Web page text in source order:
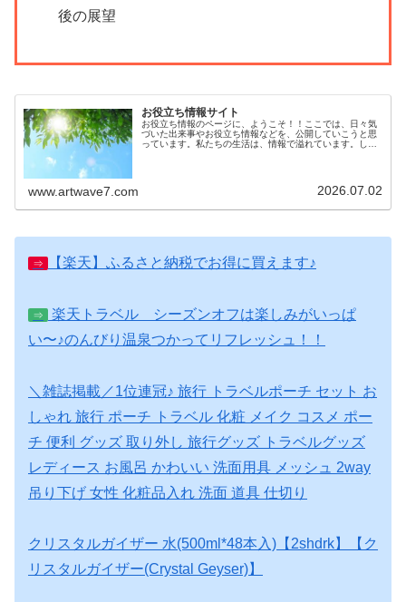
後の展望
お役立ち情報サイト
お役立ち情報のページに、ようこそ！！ここでは、日々気
づいた出来事やお役立ち情報などを、公開していこうと思
っています。私たちの生活は、情報で溢れています。しか
www.artwave7.com 2026.07.02
⇒ 【楽天】ふるさと納税でお得に買えます♪
⇒
楽天トラベル シーズンオフは楽しみがいっぱ
い〜♪のんびり温泉つかってリフレッシュ！！
＼雑誌掲載／1位連冠♪ 旅行 トラベルポーチ セット お
しゃれ 旅行 ポーチ トラベル 化粧 メイク コスメ ポー
チ 便利 グッズ 取り外し 旅行グッズ トラベルグッズ
レディース お風呂 かわいい 洗面用具 メッシュ 2way
吊り下げ 女性 化粧品入れ 洗面 道具 仕切り
クリスタルガイザー 水(500ml*48本入)【2shdrk】【ク
リスタルガイザー(Crystal Geyser)】